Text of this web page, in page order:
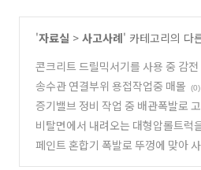
'자료실 > 사고사례' 카테고리의 다
콘크리트 드릴믹서기를 사용 중 감전
송수관 연결부위 용접작업중 매몰 (0)
증기밸브 정비 작업 중 배관폭발로
음
(0)
비탈면에서 내려오는 대형압롤트럭
중 끼임
(0)
페인트 혼합기 폭발로 뚜껑에 맞아